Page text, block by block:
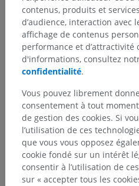
contenus, produits et
d’audience, interaction avec
affichage de contenus
performance et d’attractivité
d'informations, consultez
confidentialité.
Vous pouvez librement
consentement à tout
de gestion des cookies. Si
l’utilisation de ces
que vous vous opposez
cookie fondé sur un intérêt
consentir à l’utilisation de
sur « accepter tous les